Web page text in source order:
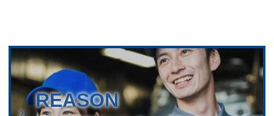
REASON